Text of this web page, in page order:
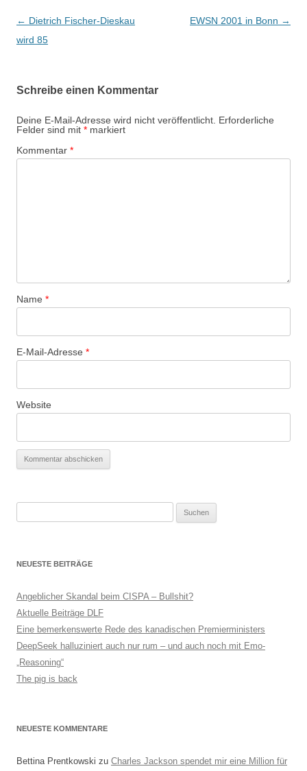
Beitragsnavigation
← Dietrich Fischer-Dieskau
wird 85
EWSN 2001 in Bonn →
Schreibe einen Kommentar
Deine E-Mail-Adresse wird nicht veröffentlicht. Erforderliche
Felder sind mit * markiert
Kommentar *
Name *
E-Mail-Adresse *
Website
NEUESTE BEITRÄGE
Angeblicher Skandal beim CISPA – Bullshit?
Aktuelle Beiträge DLF
Eine bemerkenswerte Rede des kanadischen Premierministers
DeepSeek halluziniert auch nur rum – und auch noch mit Emo-
„Reasoning“
The pig is back
NEUESTE KOMMENTARE
Bettina Prentkowski zu Charles Jackson spendet mir eine Million für